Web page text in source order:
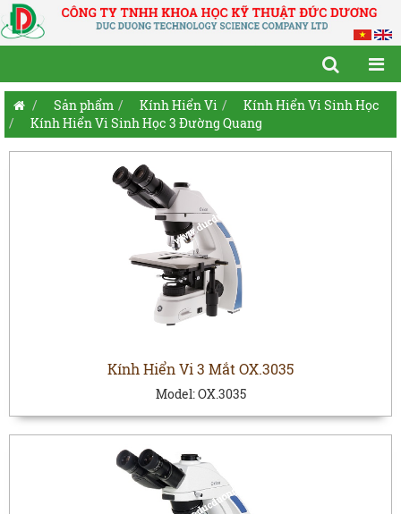
Sản phẩm Kính Hiển Vi
Kính Hiển Vi Sinh Học
Kính Hiển Vi Sinh Học 3 Đường Quang
Kính Hiển Vi 3 Mắt OX.3035
Model:OX.3035